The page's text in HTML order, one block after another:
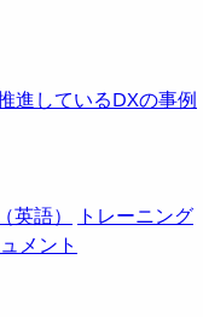
進しているDXの事例
英語）
トレーニング
メント